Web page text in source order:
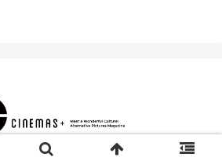
© 2000 CINEMAS＋.